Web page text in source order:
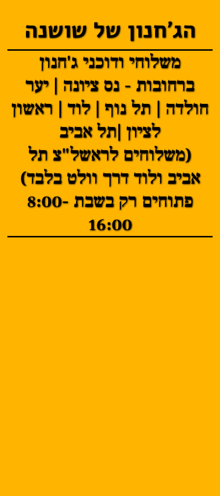
הג'חנון של שושנה
משלוחי ודוכני ג'חנון
ברחובות - נס ציונה | יער
חולדה | תל נוף | לוד | ראשון
לציון |תל אביב
(משלוחים לראשל"צ תל
אביב ולוד דרך וולט בלבד)
פתוחים רק בשבת 8:00-
16:00